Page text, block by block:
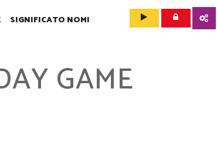
SIGNIFICATO NOMI
GAME